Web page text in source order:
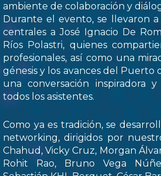
ambiente de colaboración y
Durante el evento, se llevaron a
centrales a José Ignacio De
Ríos Polastri, quienes
profesionales, así como una
génesis y los avances del Puerto
una conversación inspiradora
todos los asistentes.
Como ya es tradición, se
networking, dirigidos por
Chahud, Vicky Cruz, Morgan
Rohit Rao, Bruno Vega